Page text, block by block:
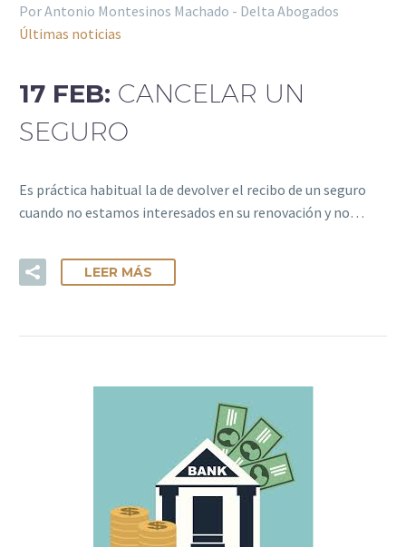
Por Antonio Montesinos Machado - Delta Abogados
Últimas noticias
17 FEB: CANCELAR UN
SEGURO
Es práctica habitual la de devolver el recibo de un seguro
cuando no estamos interesados en su renovación y no…
LEER MÁS